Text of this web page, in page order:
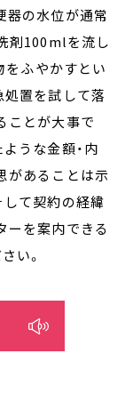
器の水位が通常
剤100mlを流し
ふやかすとい
処置を試して落
ことが大事で
うな金額・内
があることは示
して契約の経緯
ーを案内できる
い。